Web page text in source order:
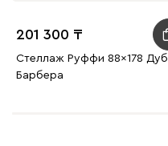
201 300
Стеллаж Руффи 88x178 Дуб
Барбера